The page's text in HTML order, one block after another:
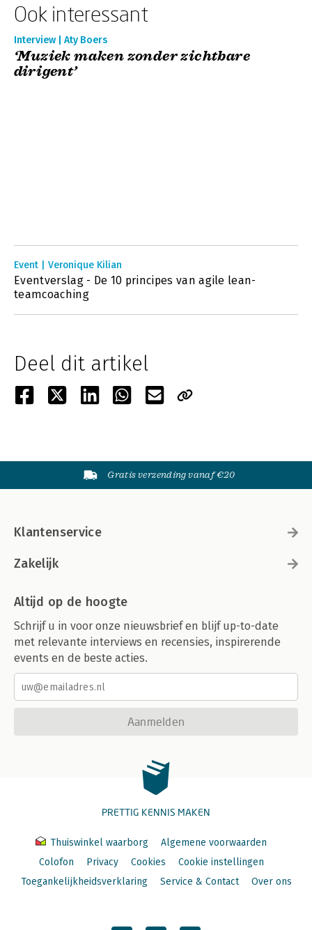
Ook interessant
Interview | Aty Boers
‘Muziek maken zonder zichtbare
dirigent’
Event | Veronique Kilian
Eventverslag - De 10 principes van agile lean-
teamcoaching
Deel dit artikel
Gratis verzending vanaf €20
Klantenservice
Zakelijk
Altijd op de hoogte
Schrijf u in voor onze nieuwsbrief en blijf up-to-date
met relevante interviews en recensies, inspirerende
events en de beste acties.
Aanmelden
PRETTIG KENNIS MAKEN
Thuiswinkel waarborg
Algemene voorwaarden
Colofon
Privacy Cookies
Cookie instellingen
Toegankelijkheidsverklaring
Service & Contact Over ons